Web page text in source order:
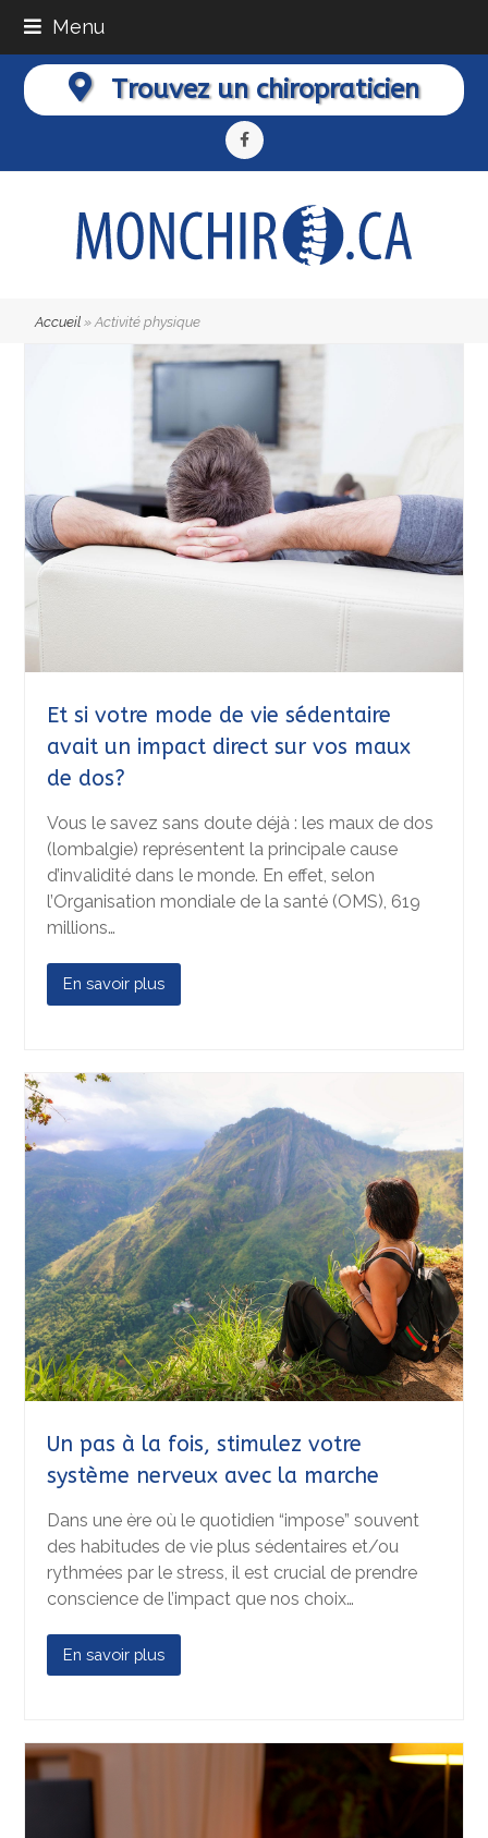
Menu
Trouvez un chiropraticien
Facebook
Accueil »Activité physique
Et si votre mode de vie sédentaire
avait un impact direct sur vos maux
de dos?
Vous le savez sans doute déjà : les maux de dos
(lombalgie) représentent la principale cause
d’invalidité dans le monde. En effet, selon
l’Organisation mondiale de la santé (OMS), 619
millions…
En savoir plus
Un pas à la fois, stimulez votre
système nerveux avec la marche
Dans une ère où le quotidien “impose” souvent
des habitudes de vie plus sédentaires et/ou
rythmées par le stress, il est crucial de prendre
conscience de l’impact que nos choix…
En savoir plus